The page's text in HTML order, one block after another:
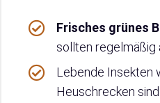
Frisches grünes
sollten
Lebende Insekten
Heuschrecken